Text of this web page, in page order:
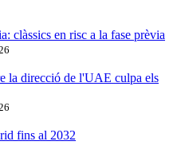
clàssics en risc a la fase prèvia
la direcció de l'UAE culpa els
fins al 2032